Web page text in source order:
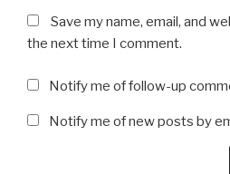
Save my name, email, and
the next time I comment.
Notify me of follow-up
Notify me of new posts by